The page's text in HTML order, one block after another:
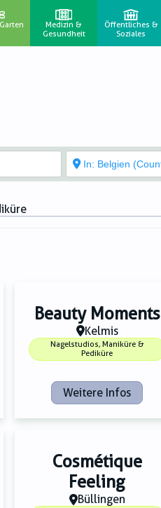
Medizin &
Gesundheit
Öffentliches &
Soziales
Beauty Moments
Kelmis
Nagelstudios, Maniküre &
Pediküre
Weitere Infos
Cosmétique
Feeling
Büllingen